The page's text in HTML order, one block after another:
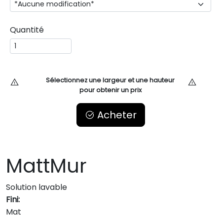
Quantité
Sélectionnez une largeur et une hauteur
pour obtenir un prix
Acheter
MattMur
Solution lavable
Fini:
Mat